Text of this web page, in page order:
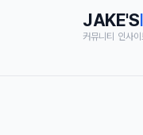
JAKE'S
커뮤니티 인사